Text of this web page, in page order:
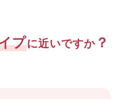
プに近いですか ？